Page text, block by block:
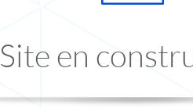
Site en